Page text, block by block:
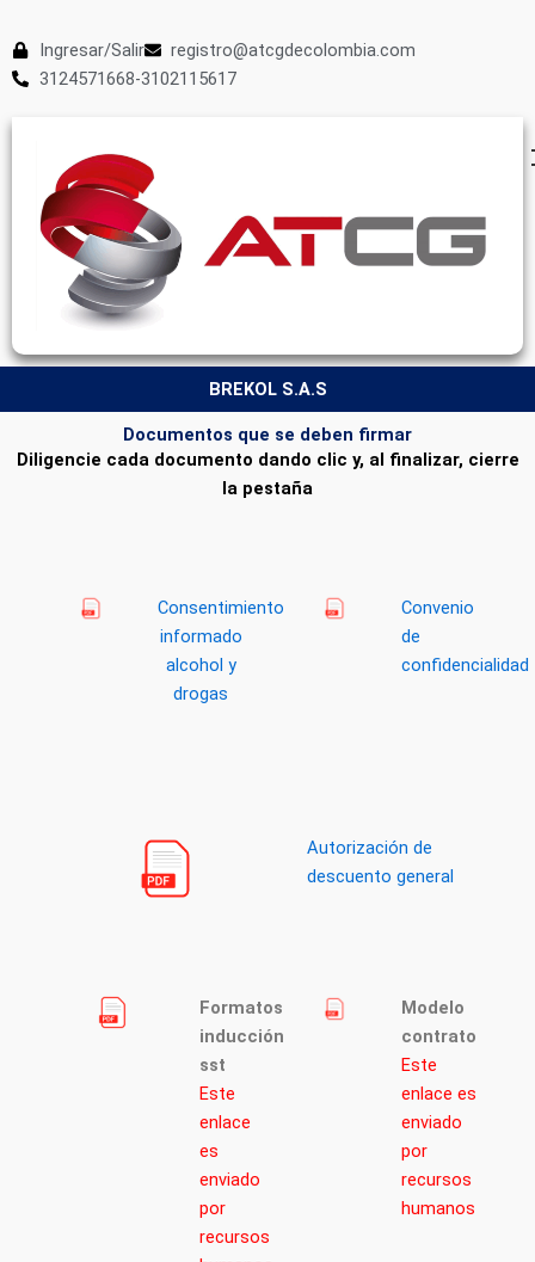
Ingresar/Salir
registro@atcgdecolombia.com
3124571668-3102115617
BREKOL S.A.S
Documentos que se deben firmar
Diligencie cada documento dando clic y, al finalizar, cierre
la pestaña
Consentimiento
informado
alcohol y
drogas
Convenio
de
confidencialidad
Autorización de
descuento general
Formatos
inducción
sst
Este
enlace
es
enviado
por
recursos
Modelo
contrato
Este
enlace es
enviado
por
recursos
humanos